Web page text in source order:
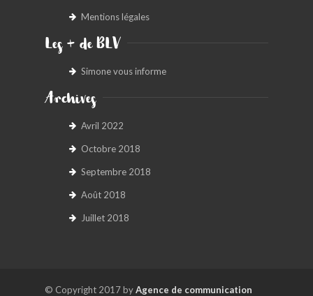
Mentions légales
Les + de BLV
Simone vous informe
Archives
Avril 2022
Octobre 2018
Septembre 2018
Août 2018
Juillet 2018
© Copyright 2017 byAgence de communication